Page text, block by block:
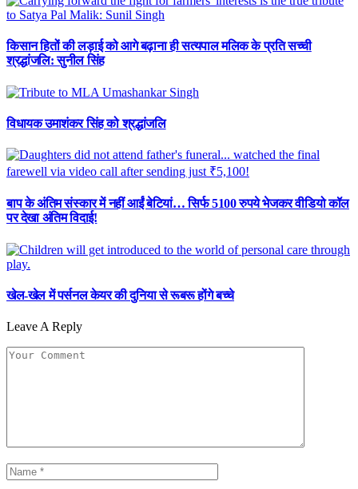
किसान हितों की लड़ाई को आगे बढ़ाना ही सत्यपाल मलिक के प्रति सच्ची
श्रद्धांजलि: सुनील सिंह
विधायक उमाशंकर सिंह को श्रद्धांजलि
बाप के अंतिम संस्कार में नहीं आईं बेटियां… सिर्फ 5100 रुपये भेजकर वीडियो कॉल
पर देखा अंतिम विदाई!
खेल-खेल में पर्सनल केयर की दुनिया से रूबरू होंगे बच्चे
Leave A Reply